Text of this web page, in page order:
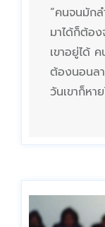
“คนจนมักล
มาได้ก็ต้อ
เขาอยู่ได้
ต้องนอนล
วันเขาก็ห